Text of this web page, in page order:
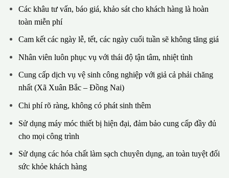
Các khâu tư vấn, báo giá, khảo sát cho khách hàng là hoàn
toàn miễn phí
Cam kết các ngày lễ, tết, các ngày cuối tuần sẽ không tăng giá
Nhân viên luôn phục vụ với thái độ tận tâm, nhiệt tình
Cung cấp dịch vụ vệ sinh công nghiệp với giả cả phải chăng
nhất (Xã Xuân Bắc – Đồng Nai)
Chi phí rõ ràng, không có phát sinh thêm
Sử dụng máy móc thiết bị hiện đại, đảm bảo cung cấp đầy đủ
cho mọi công trình
Sử dụng các hóa chất làm sạch chuyên dụng, an toàn tuyệt đối
sức khỏe khách hàng